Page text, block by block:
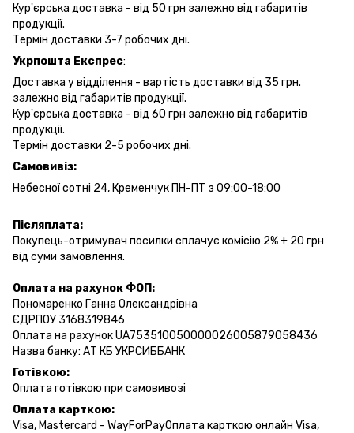
Кур'єрська доставка - від 50 грн залежно від габаритів
продукції.
Термін доставки 3-7 робочих дні.
Укрпошта Експрес:
Доставка у відділення - вартість доставки від 35 грн.
залежно від габаритів продукції.
Кур'єрська доставка - від 60 грн залежно від габаритів
продукції.
Термін доставки 2-5 робочих дні.
Самовивіз:
Небесної сотні 24, Кременчук ПН-ПТ з 09:00-18:00
Післяплата:
Покупець-отримувач посилки сплачує комісію 2% + 20 грн
від суми замовлення.
Оплата на рахунок ФОП:
Пономаренко Ганна Олександрівна
ЄДРПОУ 3168319846
Оплата на рахунок UA753510050000026005879058436
Назва банку: АТ КБ УКРСИББАНК
Готівкою:
Оплата готівкою при самовивозі
Оплата карткою:
Visa, Mastercard - WayForPayОплата карткою онлайн Visa,